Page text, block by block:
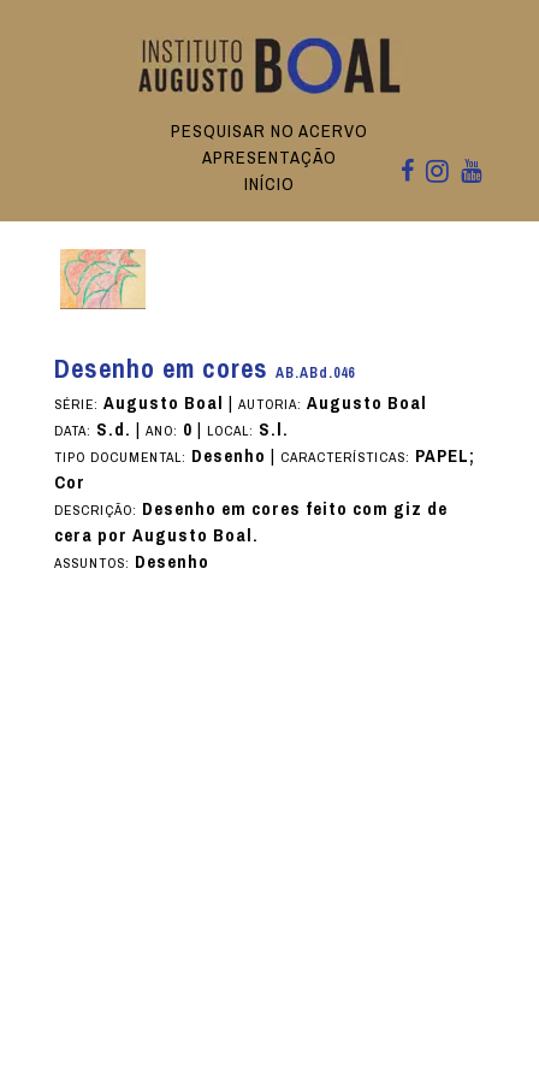
PESQUISAR NO ACERVO
APRESENTAÇÃO
INÍCIO
Desenho em cores AB.ABd.046
SÉRIE: Augusto Boal | AUTORIA: Augusto Boal
DATA: S.d. | ANO: 0| LOCAL: S.l.
TIPO DOCUMENTAL: Desenho | CARACTERÍSTICAS: PAPEL;
Cor
DESCRIÇÃO: Desenho em cores feito com giz de
cera por Augusto Boal.
ASSUNTOS: Desenho